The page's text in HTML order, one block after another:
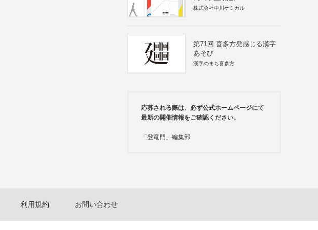
株式会社中川ケミカル
第71回 喜多方発感じる漢字
あそび
漢字のまち喜多方
応募される際は、必ず公式ホームページにて
最新の開催情報をご確認ください。
「登竜門」編集部
利用規約 お問い合わせ